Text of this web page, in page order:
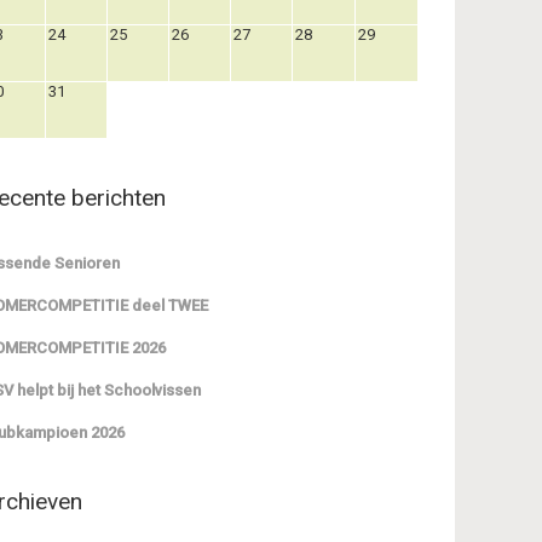
24 25 26 27 28 29
31
berichten
Senioren
deel TWEE
2026
helpt bij het Schoolvissen
2026